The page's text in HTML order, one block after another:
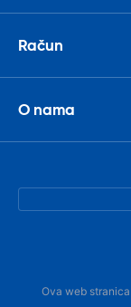
Račun
O nama
Ova web